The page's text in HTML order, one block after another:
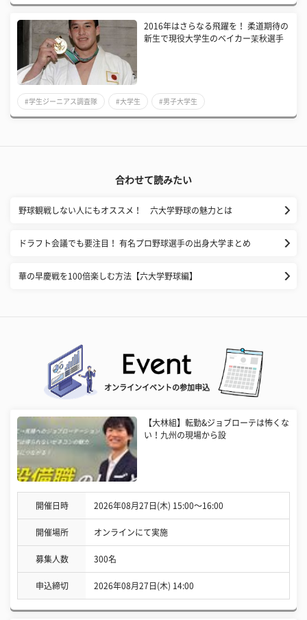
2016年はさらなる飛躍を！ 柔道期待の
新生で現役大学生のベイカー茉秋選手
#学生ジーニアス調査隊 #大学生 #男子大学生
合わせて読みたい
野球観戦しない人にもオススメ！ 六大学野球の魅力とは
ドラフト会議でも要注目！ 有名プロ野球選手の出身大学まとめ
華の早慶戦を100倍楽しむ方法【六大学野球編】
オンラインイベントの参加申込
【大林組】転勤&ジョブローテは怖くな
い！九州の現場から設
開催日時 2026年08月27日(木) 15:00〜16:00
開催場所 オンラインにて実施
募集人数 300名
申込締切 2026年08月27日(木) 14:00